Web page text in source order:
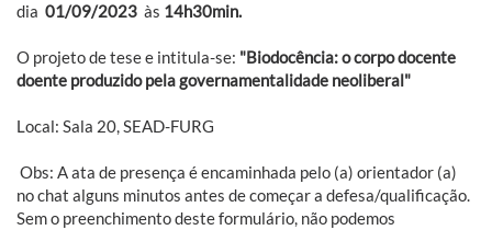
dia 01/09/2023 às 14h30min.
O projeto de tese e intitula-se: "Biodocência: o corpo docente
doente produzido pela governamentalidade neoliberal"
Local: Sala 20, SEAD-FURG
Obs: A ata de presença é encaminhada pelo (a) orientador (a)
no chat alguns minutos antes de começar a defesa/qualificação.
Sem o preenchimento deste formulário, não podemos